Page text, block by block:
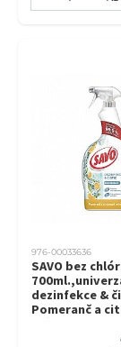
976-00033636
SAVO bez
dezinfekce &
Pomeranč a
tráva